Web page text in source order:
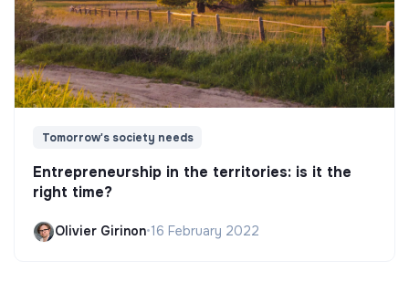
Tomorrow's society needs
Entrepreneurship in the territories: is it the
right time?
Olivier Girinon•16 February 2022